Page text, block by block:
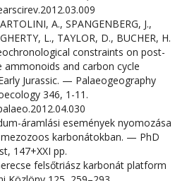
A., SPANGENBERG, J.,
L., TAYLOR, D., BUCHER, H.
constraints on post-
and carbon cycle
Jurassic. — Palaeogeography
346, 1-11.
áramlási események nyomozása
karbonátokban. — PhD
147+XXI pp.
felsőtriász karbonát platform